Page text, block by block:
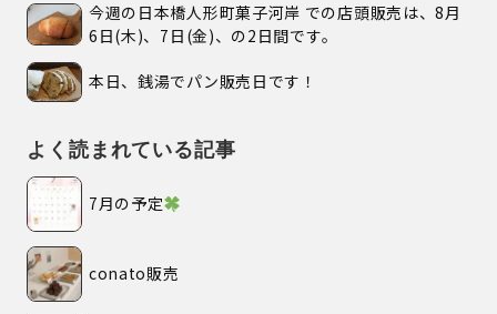
今週の日本橋人形町菓子河岸 での店頭販売は、8月
6日(木)、7日(金)、の2日間です。
本日、銭湯でパン販売日です！
よく読まれている記事
7月の予定
conato販売